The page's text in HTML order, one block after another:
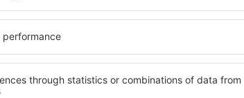
Sjekk informasjon
362 NOK